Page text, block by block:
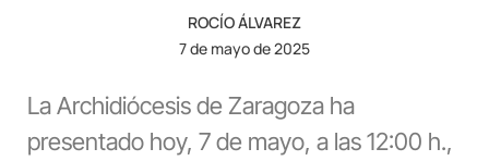
ROCÍO ÁLVAREZ
7 de mayo de 2025
La Archidiócesis de Zaragoza ha
presentado hoy, 7 de mayo, a las 12:00 h.,